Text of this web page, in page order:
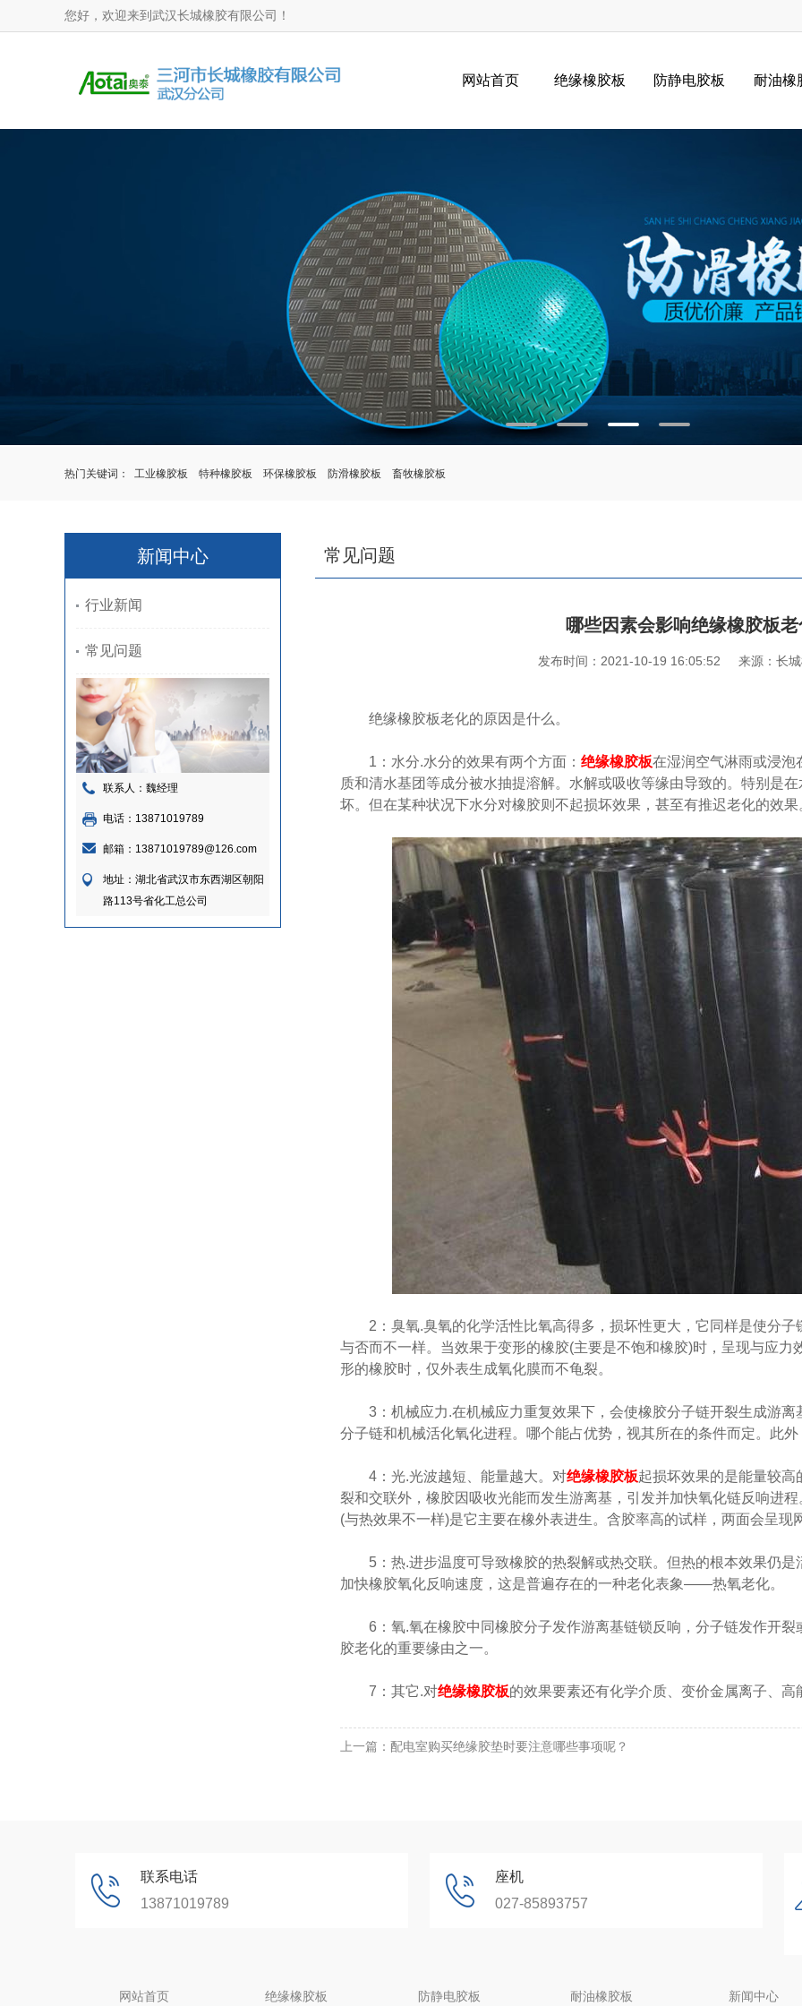
您好，欢迎来到武汉长城橡胶有限公司！
网站首页 绝缘橡胶板 防静电胶板 耐油橡
热门关键词： 工业橡胶板 特种橡胶板 环保橡胶板 防滑橡胶板 畜牧橡胶板
新闻中心
行业新闻
常见问题
联系人：魏经理
电话：13871019789
邮箱：13871019789@126.com
地址：湖北省武汉市东西湖区朝阳
路113号省化工总公司
常见问题
哪些因素会影响绝缘橡胶板
发布时间：2021-10-19 16:05:52 来源：长
绝缘橡胶板老化的原因是什么。
1：水分.水分的效果有两个方面： 绝缘橡胶板在湿润空气淋雨或浸泡
质和清水基团等成分被水抽提溶解。水解或吸收等缘由导致的。特别是
坏。但在某种状况下水分对橡胶则不起损坏效果，甚至有推迟老化的效果
2：臭氧.臭氧的化学活性比氧高得多，损坏性更大，它同样是使分子
与否而不一样。当效果于变形的橡胶(主要是不饱和橡胶)时，呈现与应力
形的橡胶时，仅外表生成氧化膜而不龟裂。
3：机械应力.在机械应力重复效果下，会使橡胶分子链开裂生成游离
分子链和机械活化氧化进程。哪个能占优势，视其所在的条件而定。此
4：光.光波越短、能量越大。对绝缘橡胶板起损坏效果的是能量较
裂和交联外，橡胶因吸收光能而发生游离基，引发并加快氧化链反响进
(与热效果不一样)是它主要在橡外表进生。含胶率高的试样，两面会呈现
5：热.进步温度可导致橡胶的热裂解或热交联。但热的根本效果仍是
加快橡胶氧化反响速度，这是普遍存在的一种老化表象——热氧老化。
6：氧.氧在橡胶中同橡胶分子发作游离基链锁反响，分子链发作开裂
胶老化的重要缘由之一。
7：其它.对绝缘橡胶板的效果要素还有化学介质、变价金属离子、高
上一篇： 配电室购买绝缘胶垫时要注意哪些事项呢？
联系电话
13871019789
座机
027-85893757
网站首页 绝缘橡胶板 防静电胶板 耐油橡胶板 新闻中心